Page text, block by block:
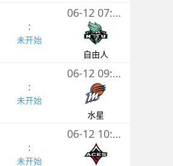
:
未开始
06-12 07:30
自由人
:
未开始
06-12 09:00
水星
:
未开始
06-12 10:00